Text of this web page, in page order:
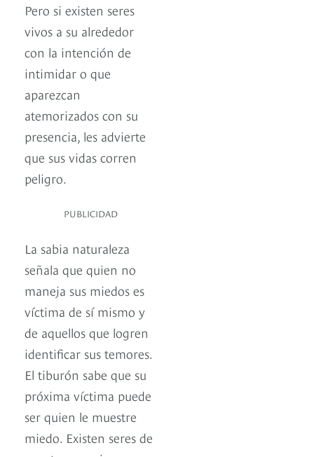
Pero si existen seres
vivos a su alrededor
con la intención de
intimidar o que
aparezcan
atemorizados con su
presencia, les advierte
que sus vidas corren
peligro.
PUBLICIDAD
La sabia naturaleza
señala que quien no
maneja sus miedos es
víctima de sí mismo y
de aquellos que logren
identificar sus temores.
El tiburón sabe que su
próxima víctima puede
ser quien le muestre
miedo. Existen seres de